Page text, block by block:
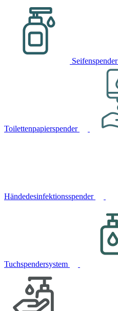
Seifenspender
Toilettenpapierspender
Händedesinfektionsspender
Tuchspendersystem